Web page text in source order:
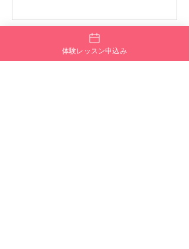
体験レッスン申込み